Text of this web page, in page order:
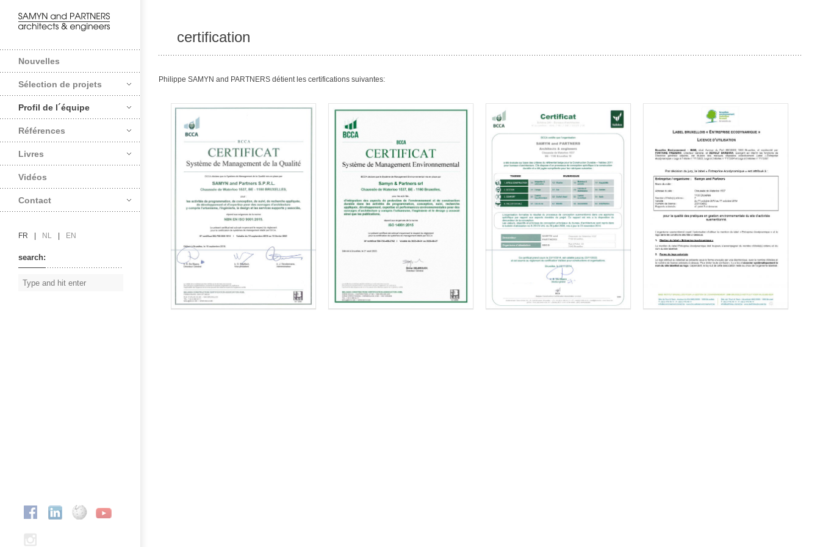
Nouvelles
Sélection de projets
Profil de l´équipe
Références
Livres
Vidéos
Contact
FR NL EN
search:
certification
Philippe SAMYN and PARTNERS détient les certifications suivantes:
NBN FR ISO 9001 : 2024 NBN EN 14001 : 2023
VALIDEO schema 2A1 (nr BVAL / 981 /
548 / S25123 / 01)
Label Bruxellois “Entreprise
dynamique”